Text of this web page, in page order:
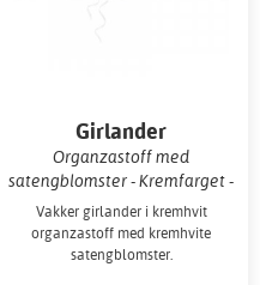
Girlander
Organzastoff med
satengblomster - Kremfarget -
1,8 m
Vakker girlander i kremhvit
organzastoff med kremhvite
satengblomster.